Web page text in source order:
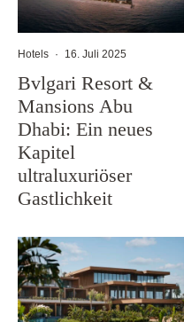
Hotels · 16. Juli 2025
Bvlgari Resort &
Mansions Abu
Dhabi: Ein neues
Kapitel
ultraluxuriöser
Gastlichkeit